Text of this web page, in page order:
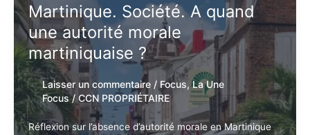
Martinique. Société. A quand
une autorité morale
martiniquaise ?
Laisser un commentaire / Focus,La Une
Focus/ CCN PROPRIÉTAIRE
Réflexion sur l’absence d’autorité morale en Martinique